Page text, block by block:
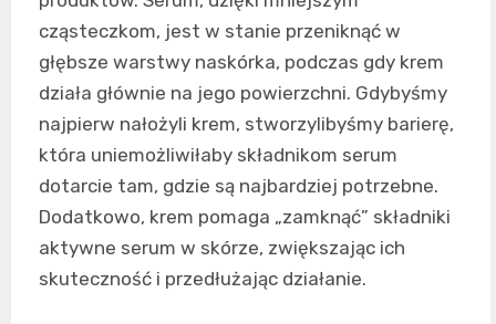
cząsteczkom, jest w stanie przeniknąć w
głębsze warstwy naskórka, podczas gdy krem
działa głównie na jego powierzchni. Gdybyśmy
najpierw nałożyli krem, stworzylibyśmy barierę,
która uniemożliwiłaby składnikom serum
dotarcie tam, gdzie są najbardziej potrzebne.
Dodatkowo, krem pomaga „zamknąć” składniki
aktywne serum w skórze, zwiększając ich
skuteczność i przedłużając działanie.